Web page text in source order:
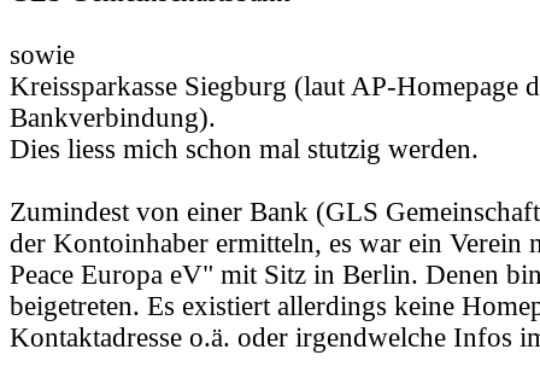
sowie
Kreissparkasse Siegburg (laut AP-Homepage
Bankverbindung).
Dies liess mich schon mal stutzig werden.
Zumindest von einer Bank (GLS
der Kontoinhaber ermitteln, es war ein Verein
Peace Europa eV" mit Sitz in Berlin. Denen
beigetreten. Es existiert allerdings keine
Kontaktadresse o.ä. oder irgendwelche Infos